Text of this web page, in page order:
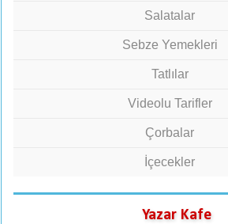
Salatalar
Sebze Yemekleri
Tatlılar
Videolu Tarifler
Çorbalar
İçecekler
Yazar Kafe